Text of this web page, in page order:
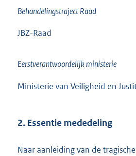
i
k
Behandelingstraject Raad
JBZ-Raad
Eerstverantwoordelijk ministerie
Ministerie van Veiligheid en
2. Essentie mededeling
Naar aanleiding van de